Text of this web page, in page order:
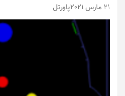
21 مارس 2021 پاورتل